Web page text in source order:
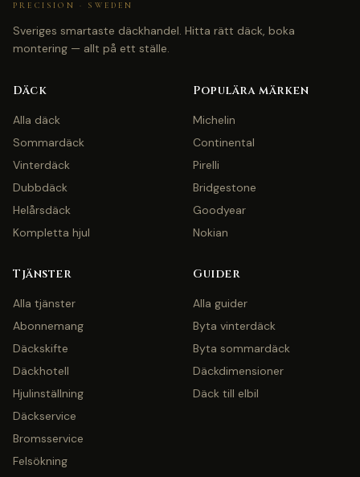
PRECISION · SWEDEN
Sveriges smartaste däckhandel. Hitta rätt däck, boka
montering — allt på ett ställe.
Däck
Alla däck
Sommardäck
Vinterdäck
Dubbdäck
Helårsdäck
Kompletta hjul
Populära märken
Michelin
Continental
Pirelli
Bridgestone
Goodyear
Nokian
Tjänster
Alla tjänster
Abonnemang
Däckskifte
Däckhotell
Hjulinställning
Däckservice
Bromsservice
Felsökning
Guider
Alla guider
Byta vinterdäck
Byta sommardäck
Däckdimensioner
Däck till elbil